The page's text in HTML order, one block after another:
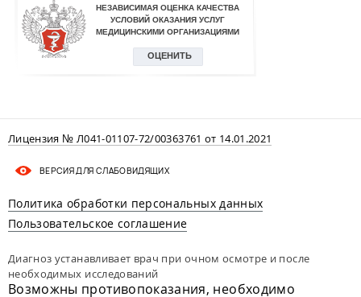
Лицензия № Л041-01107-72/00363761 от 14.01.2021
ВЕРСИЯ ДЛЯ СЛАБОВИДЯЩИХ
Политика обработки персональных данных
Пользовательское соглашение
Диагноз устанавливает врач при очном осмотре и после
необходимых исследований
Возможны противопоказания, необходимо